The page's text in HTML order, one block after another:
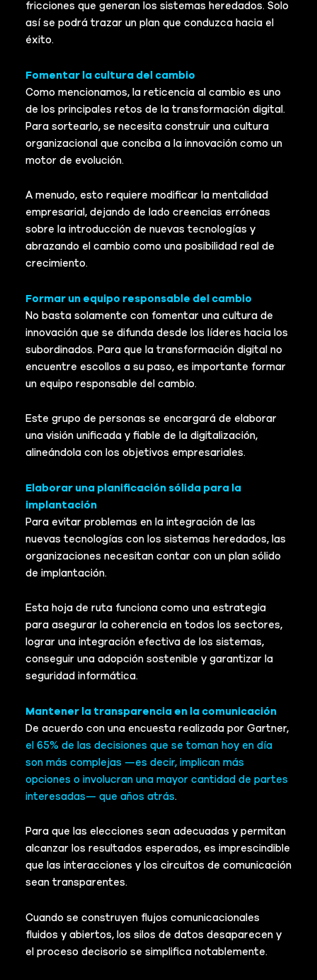
fricciones que generan los sistemas heredados. Solo
así se podrá trazar un plan que conduzca hacia el
éxito.
Fomentar la cultura del cambio
Como mencionamos, la reticencia al cambio es uno
de los principales retos de la transformación digital.
Para sortearlo, se necesita construir una cultura
organizacional que conciba a la innovación como un
motor de evolución.
A menudo, esto requiere modificar la mentalidad
empresarial, dejando de lado creencias erróneas
sobre la introducción de nuevas tecnologías y
abrazando el cambio como una posibilidad real de
crecimiento.
Formar un equipo responsable del cambio
No basta solamente con fomentar una cultura de
innovación que se difunda desde los líderes hacia los
subordinados. Para que la transformación digital no
encuentre escollos a su paso, es importante formar
un equipo responsable del cambio.
Este grupo de personas se encargará de elaborar
una visión unificada y fiable de la digitalización,
alineándola con los objetivos empresariales.
Elaborar una planificación sólida para la
implantación
Para evitar problemas en la integración de las
nuevas tecnologías con los sistemas heredados, las
organizaciones necesitan contar con un plan sólido
de implantación.
Esta hoja de ruta funciona como una estrategia
para asegurar la coherencia en todos los sectores,
lograr una integración efectiva de los sistemas,
conseguir una adopción sostenible y garantizar la
seguridad informática.
Mantener la transparencia en la comunicación
De acuerdo con una encuesta realizada por Gartner,
el 65% de las decisiones que se toman hoy en día
son más complejas —es decir, implican más
opciones o involucran una mayor cantidad de partes
interesadas— que años atrás.
Para que las elecciones sean adecuadas y permitan
alcanzar los resultados esperados, es imprescindible
que las interacciones y los circuitos de comunicación
sean transparentes.
Cuando se construyen flujos comunicacionales
fluidos y abiertos, los silos de datos desaparecen y
el proceso decisorio se simplifica notablemente.